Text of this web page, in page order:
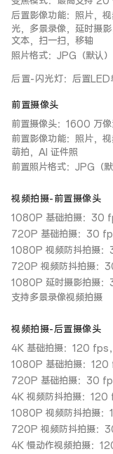
后置影像功能：照片，
光，多景录像，延时摄
文本，扫一扫，移轴
照片格式：JPG（默认
后置-闪光灯： 后置LED
前置摄像头
前置摄像头：1600 万
前置影像功能：照片，
萌拍，AI 证件照
前置照片格式：JPG（
视频拍摄-前置摄像头
1080P 基础拍摄：30
720P 基础拍摄：30
1080P 视频防抖拍摄
720P 视频防抖拍摄：
1080P 延时摄影拍摄
支持多景录像视频拍摄
视频拍摄-后置摄像头
4K 基础拍摄：120
1080P 基础拍摄：
720P 基础拍摄：30
4K 视频防抖拍摄：
1080P 视频防抖拍摄
720P 视频防抖拍摄：
4K 慢动作视频拍摄：